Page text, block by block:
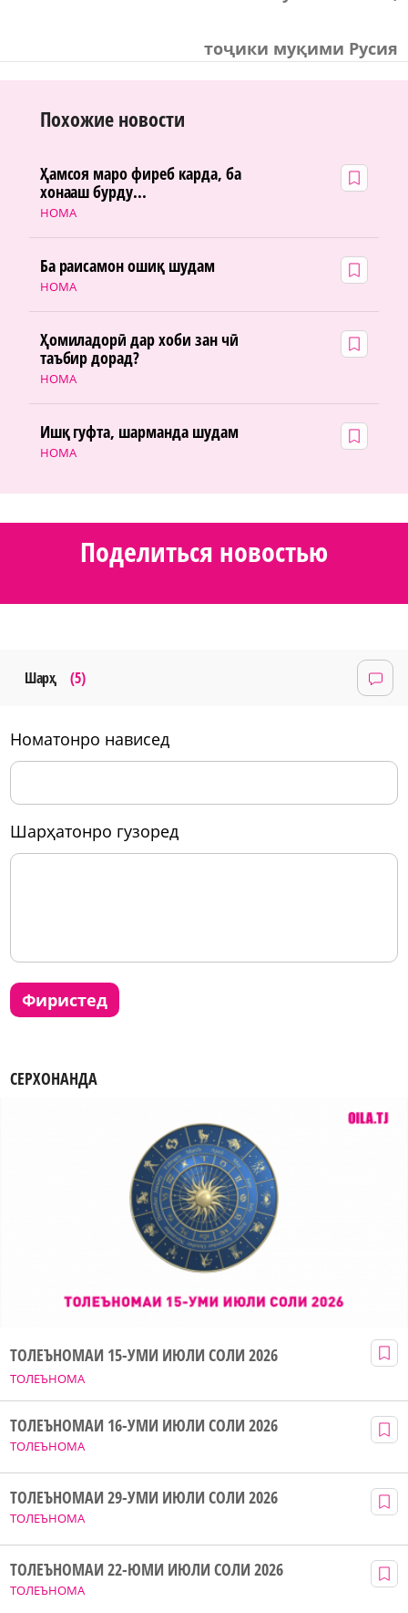
тоҷики муқими Русия
Похожие новости
НОМА
Ҳамсоя маро фиреб карда, ба
хонааш бурду...
НОМА
Ба раисамон ошиқ шудам
НОМА
Ҳомиладорӣ дар хоби зан чӣ
таъбир дорад?
НОМА
Ишқ гуфта, шарманда шудам
Поделиться новостью
Шарҳ (5)
номатонро нависед
шарҳатонро гузоред
фиристед
СЕРХОНАНДА
ТОЛЕЪНОМА
ТОЛЕЪНОМАИ 15-УМИ ИЮЛИ СОЛИ 2026
ТОЛЕЪНОМА
ТОЛЕЪНОМАИ 16-УМИ ИЮЛИ СОЛИ 2026
ТОЛЕЪНОМА
ТОЛЕЪНОМАИ 29-УМИ ИЮЛИ СОЛИ 2026
ТОЛЕЪНОМА
ТОЛЕЪНОМАИ 22-ЮМИ ИЮЛИ СОЛИ 2026